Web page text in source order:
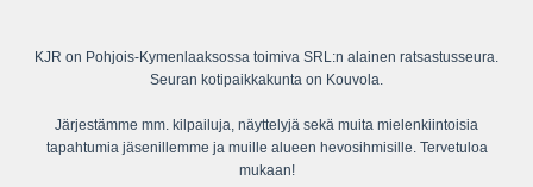
KJR on Pohjois-Kymenlaaksossa toimiva SRL:n alainen ratsastusseura.
Seuran kotipaikkakunta on Kouvola.
Järjestämme mm. kilpailuja, näyttelyjä sekä muita mielenkiintoisia
tapahtumia jäsenillemme ja muille alueen hevosihmisille. Tervetuloa
mukaan!